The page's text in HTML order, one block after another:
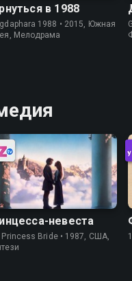
в 1988
1988 • 2015, Южная
Мелодрама
невеста
Princess Bride • 1987, США,